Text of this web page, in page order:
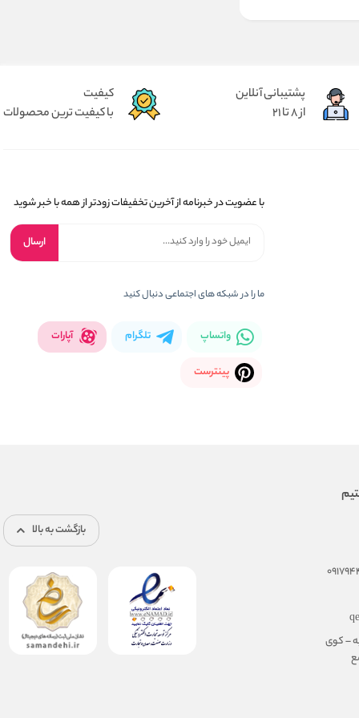
پشتیبانی آنلاین
از 8 تا 21
کیفیت
با کیفیت ترین محصولات
با عضویت در خبرنامه از آخرین تخفیفات زودتر از همه با خبر شوید
ارسال
ما را در شبکه های اجتماعی دنبال کنید
واتساپ تلگرام آپارات
پینترست
– کوی
بازگشت به بالا